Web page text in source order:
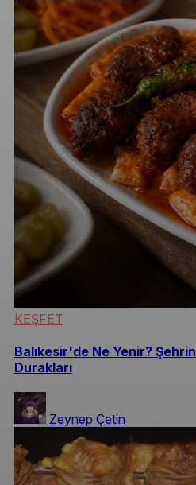
KEŞFET
Balıkesir'de Ne Yenir?
Durakları
Zeynep Çetin